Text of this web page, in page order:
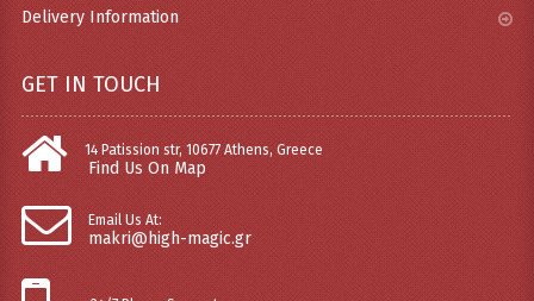
Delivery Information
GET IN TOUCH
14 Patission str, 10677 Athens, Greece
Find Us On Map
Email Us At:
makri@high-magic.gr